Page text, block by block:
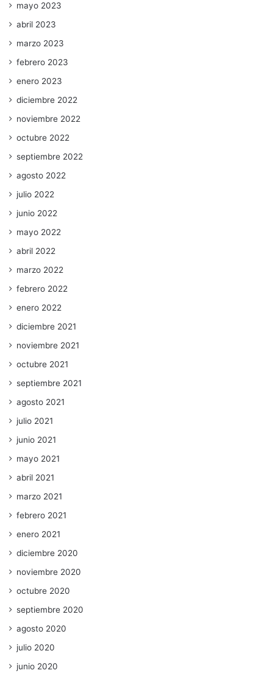
mayo 2023
abril 2023
marzo 2023
febrero 2023
enero 2023
diciembre 2022
noviembre 2022
octubre 2022
septiembre 2022
agosto 2022
julio 2022
junio 2022
mayo 2022
abril 2022
marzo 2022
febrero 2022
enero 2022
diciembre 2021
noviembre 2021
octubre 2021
septiembre 2021
agosto 2021
julio 2021
junio 2021
mayo 2021
abril 2021
marzo 2021
febrero 2021
enero 2021
diciembre 2020
noviembre 2020
octubre 2020
septiembre 2020
agosto 2020
julio 2020
junio 2020